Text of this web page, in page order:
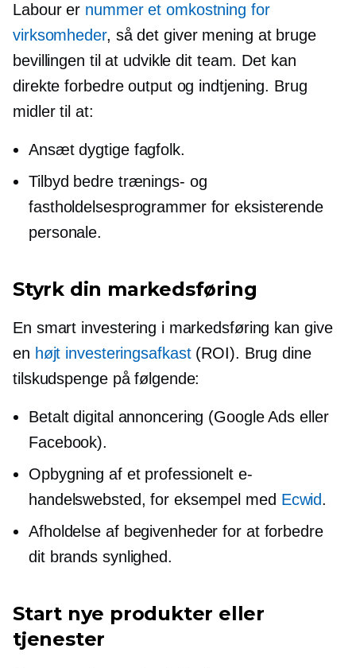
Labour er nummer et omkostning for
virksomheder, så det giver mening at bruge
bevillingen til at udvikle dit team. Det kan
direkte forbedre output og indtjening. Brug
midler til at:
Ansæt dygtige fagfolk.
Tilbyd bedre trænings- og
fastholdelsesprogrammer for eksisterende
personale.
Styrk din markedsføring
En smart investering i markedsføring kan give
en højt investeringsafkast(ROI). Brug dine
tilskudspenge på følgende:
Betalt digital annoncering (Google Ads eller
Facebook).
Opbygning af et professionelt e-
handelswebsted, for eksempel med Ecwid.
Afholdelse af begivenheder for at forbedre
dit brands synlighed.
Start nye produkter eller
tjenester